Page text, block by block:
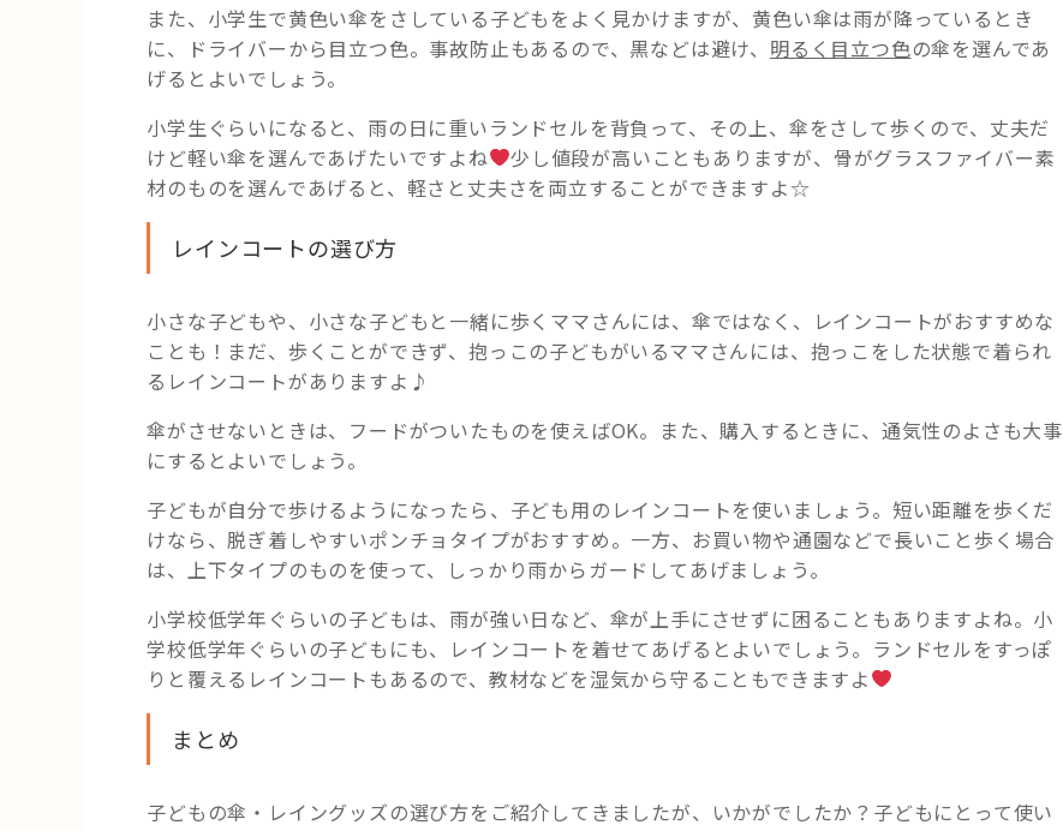
また、小学生で黄色い傘をさしている子どもをよく見かけますが、黄色い傘は雨が降っているとき
に、ドライバーから目立つ色。事故防止もあるので、黒などは避け、 明るく目立つ色の傘を選んであ
げるとよいでしょう。
小学生ぐらいになると、雨の日に重いランドセルを背負って、その上、傘をさして歩くので、丈夫だ
けど軽い傘を選んであげたいですよね
少し値段が高いこともありますが、骨がグラスファイバー素
材のものを選んであげると、軽さと丈夫さを両立することができますよ☆
レインコートの選び方
小さな子どもや、小さな子どもと一緒に歩くママさんには、傘ではなく、レインコートがおすすめな
ことも！まだ、歩くことができず、抱っこの子どもがいるママさんには、抱っこをした状態で着られ
るレインコートがありますよ♪
傘がさせないときは、フードがついたものを使えばOK。また、購入するときに、通気性のよさも大事
にするとよいでしょう。
子どもが自分で歩けるようになったら、子ども用のレインコートを使いましょう。短い距離を歩くだ
けなら、脱ぎ着しやすいポンチョタイプがおすすめ。一方、お買い物や通園などで長いこと歩く場合
は、上下タイプのものを使って、しっかり雨からガードしてあげましょう。
小学校低学年ぐらいの子どもは、雨が強い日など、傘が上手にさせずに困ることもありますよね。小
学校低学年ぐらいの子どもにも、レインコートを着せてあげるとよいでしょう。ランドセルをすっぽ
りと覆えるレインコートもあるので、教材などを湿気から守ることもできますよ
まとめ
子どもの傘・レイングッズの選び方をご紹介してきましたが、いかがでしたか？子どもにとって使い